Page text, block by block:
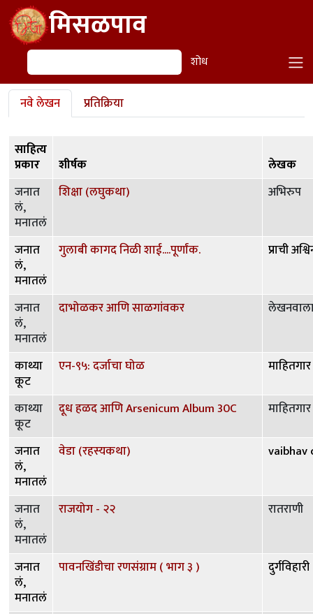
Skip to main contentमिसळपाव
शोध शोध
Primary tabs
नवे लेखन प्रतिक्रिया
साहित्य
प्रकार शीर्षक
लेखक
जनात
लं,
मनातलं
शिक्षा (लघुकथा) अभिरुप
जनात
लं,
मनातलं
गुलाबी कागद निळी शाई....पूर्णांक. प्राची
जनात
लं,
मनातलं
दाभोळकर आणि साळगांवकर
काथ्या
कूट
एन-९५: दर्जाचा घोळ माहितगार
काथ्या
कूट
दूध हळद आणि Arsenicum Album 30C माहितगार
जनात
लं,
मनातलं
वेडा (रहस्यकथा) vaibhav
जनात
लं,
मनातलं
राजयोग - २२ रातराणी
जनात
लं,
मनातलं
पावनखिंडीचा रणसंग्राम ( भाग ३ ) दुर्गविहारी